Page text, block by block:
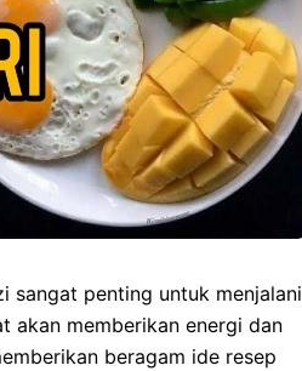
sangat penting untuk menjalani
akan memberikan energi dan
beragam ide resep